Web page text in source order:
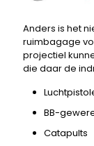
Anders is het
ruimbagage
projectiel
die daar de
BB-
Catapults